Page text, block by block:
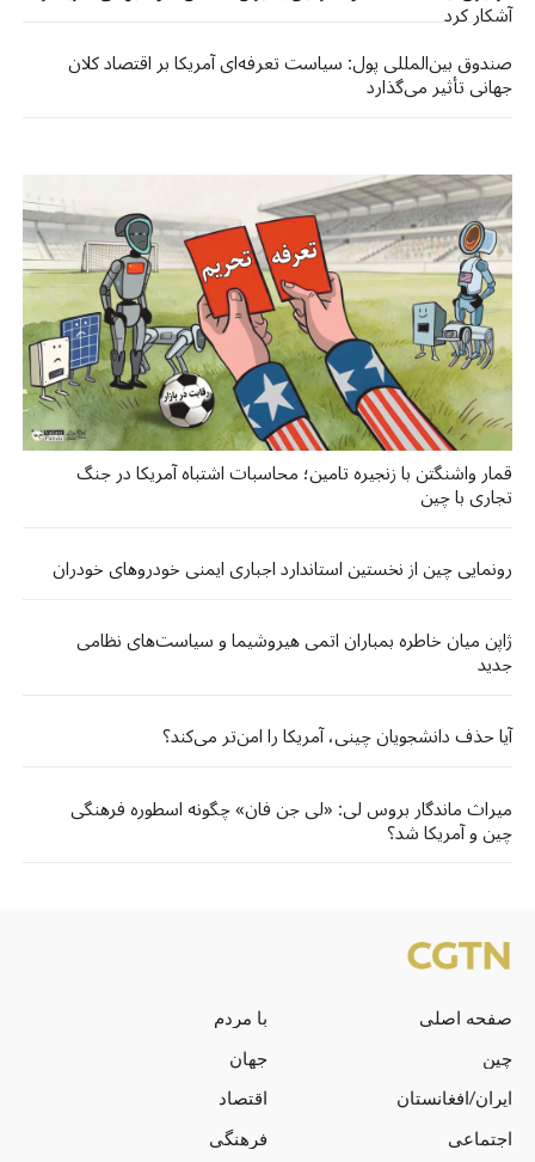
آشکار کرد
صندوق بین‌المللی پول: سیاست تعرفه‌ای آمریکا بر اقتصاد کلان
جهانی تأثیر می‌گذارد
قمار واشنگتن با زنجیره تامین؛ محاسبات اشتباه آمریکا در جنگ
تجاری با چین
رونمایی چین از نخستین استاندارد اجباری ایمنی خودروهای خودران
ژاپن میان خاطره بمباران اتمی هیروشیما و سیاست‌های نظامی
جدید
آیا حذف دانشجویان چینی، آمریکا را امن‌تر می‌کند؟
میراث ماندگار بروس لی: «لی جن فان» چگونه اسطوره فرهنگی
چین و آمریکا شد؟
صفحه اصلی
با مردم
چین
جهان
ایران/افغانستان
اقتصاد
اجتماعی
فرهنگی